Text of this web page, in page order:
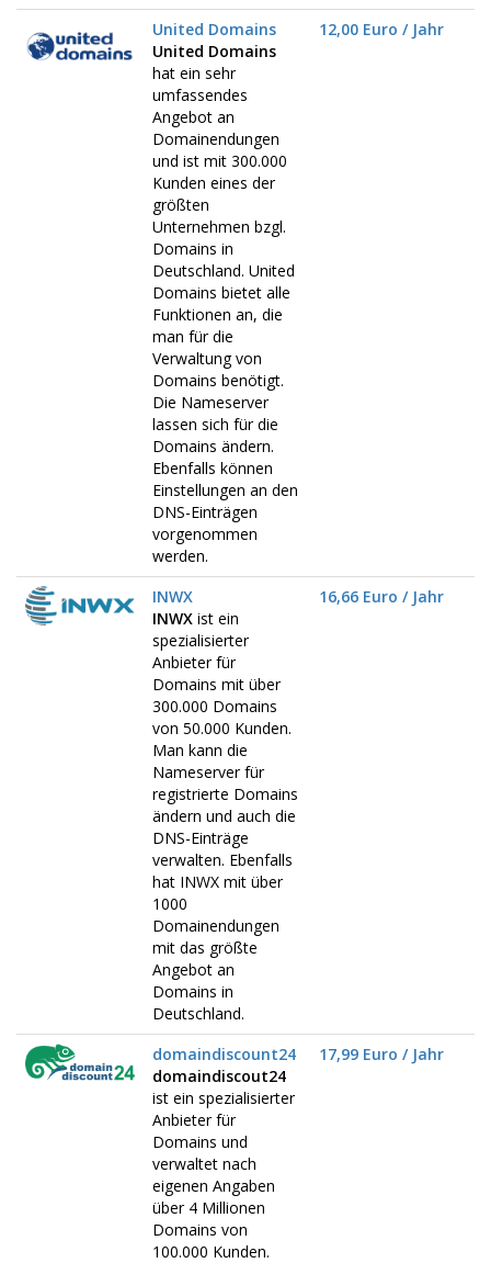
United Domains
United Domains
hat ein sehr
umfassendes
Angebot an
Domainendungen
und ist mit 300.000
Kunden eines der
größten
Unternehmen bzgl.
Domains in
Deutschland. United
Domains bietet alle
Funktionen an, die
man für die
Verwaltung von
Domains benötigt.
Die Nameserver
lassen sich für die
Domains ändern.
Ebenfalls können
Einstellungen an den
DNS-Einträgen
vorgenommen
werden.
12,00 Euro / Jahr
INWX
INWX ist ein
spezialisierter
Anbieter für
Domains mit über
300.000 Domains
von 50.000 Kunden.
Man kann die
Nameserver für
registrierte Domains
ändern und auch die
DNS-Einträge
verwalten. Ebenfalls
hat INWX mit über
1000
Domainendungen
mit das größte
Angebot an
Domains in
Deutschland.
16,66 Euro / Jahr
domaindiscount24
domaindiscout24
ist ein spezialisierter
Anbieter für
Domains und
verwaltet nach
eigenen Angaben
über 4 Millionen
Domains von
100.000 Kunden.
17,99 Euro / Jahr